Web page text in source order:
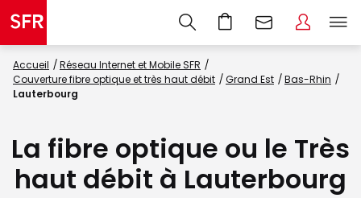
Accueil
Réseau Internet et Mobile SFR
Couverture fibre optique et très haut débit
Grand Est
Bas-Rhin
Lauterbourg
La fibre optique ou le Très
haut débit à Lauterbourg